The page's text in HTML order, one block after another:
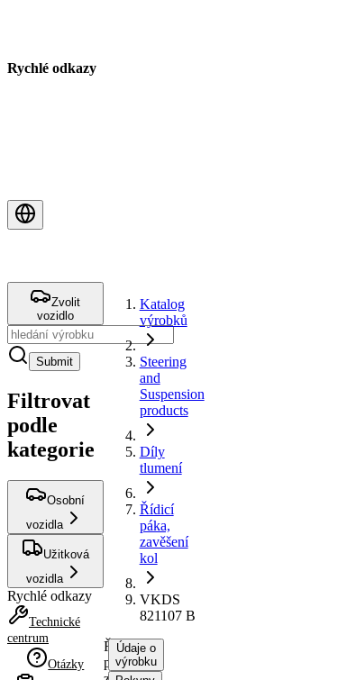
Rychlé odkazy
Zvolit
vozidlo
Submit
Filtrovat
podle
kategorie
Osobní
vozidla
Užitková
vozidla
Rychlé odkazy
Technické
centrum
Otázky
Katalog
výrobků
Steering
and
Suspension
products
Díly
tlumení
Řídicí
páka,
zavěšení
kol
VKDS
821107 B
Řídicí
páka,
Údaje o
výrobku